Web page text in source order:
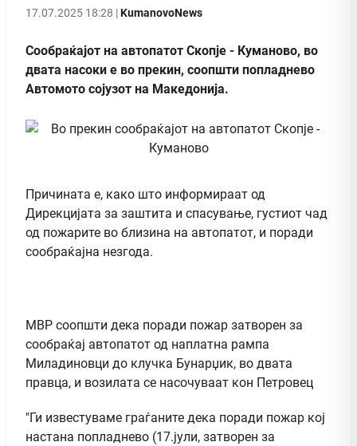
17.07.2025 18:28 |KumanovoNews
Сообраќајот на автопатот Скопје - Куманово, во
двата насоки е во прекин, соопшти попладнево
Автомото сојузот на Македонија.
Причината е, како што информираат од
Дирекцијата за заштита и спасување, густиот чад
од пожарите во близина на автопатот, и поради
сообраќајна незгода.
МВР соопшти дека поради пожар затворен за
сообраќај автопатот од наплатна рампа
Миладиновци до клучка Бунарџик, во двата
правца, и возилата се насочуваат кон Петровец
"Ги известуваме граѓаните дека поради пожар кој
настана попладнево (17.јули, затворен за